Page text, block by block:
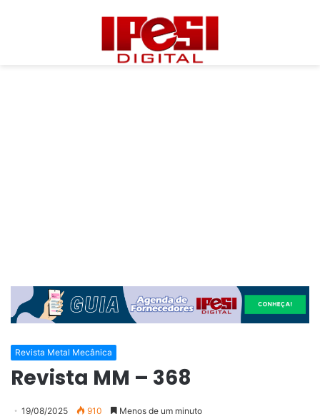
Revista Metal Mecânica
Revista MM – 368
19/08/2025 910 Menos de um minuto